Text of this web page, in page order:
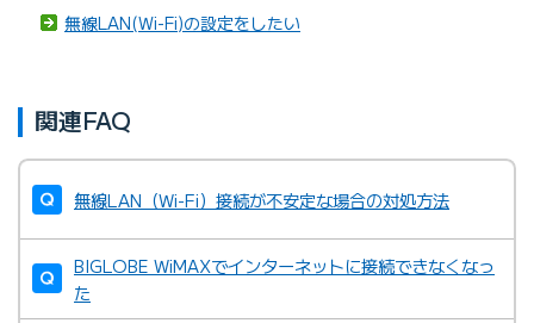
無線LAN(Wi-Fi)の設定をしたい
関連FAQ
無線LAN（Wi-Fi）接続が不安定な場合の対処方法
BIGLOBE WiMAXでインターネットに接続できなくなっ
た